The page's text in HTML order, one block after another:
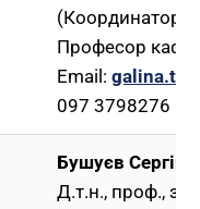
(Координатор)
Професор
Email:
097 3798276
Бушуєв Сергій
Д.т.н., проф.,